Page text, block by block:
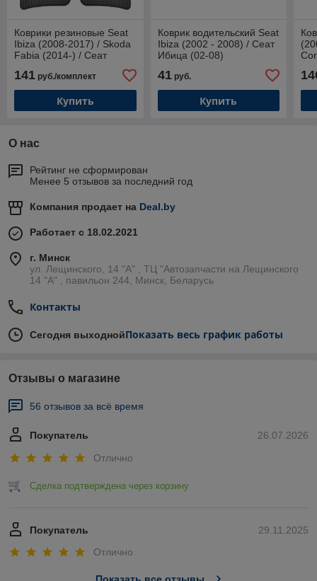
Коврики резиновые Seat
Ibiza (2008-2017) / Skoda
Fabia (2014-) / Сеат
Ибица / Шкода Фабия III
(Frogum)
141 руб./комплект
Купить
Коврик водительский Seat
Ibiza (2002 - 2008) / Сеат
Ибица (02-08)
41руб.
Купить
О нас
Рейтинг не сформирован
Менее 5 отзывов за последний год
Компания продает на Deal.by
Работает с 18.02.2021
г. Минск
ул. Лещинского, 14 "А" , ТЦ "Автозапчасти на Лещинcкого
14 "A" , павильон 244, Минск, Беларусь
Контакты
Сегодня выходнойПоказать весь график работы
Отзывы о магазине
56 отзывов за всё время
26.07.2026
Покупатель
Отлично
Сделка подтверждена через корзину
29.11.2025
Покупатель
Отлично